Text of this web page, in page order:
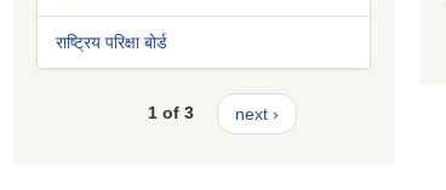
राष्ट्रिय परिक्षा बोर्ड
1 of 3 next ›